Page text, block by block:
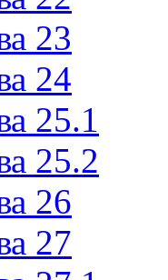
23
24
25.1
25.2
26
27